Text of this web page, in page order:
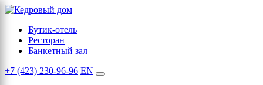
Бутик-отель
Ресторан
Банкетный зал
+7 (423) 230-96-96 EN